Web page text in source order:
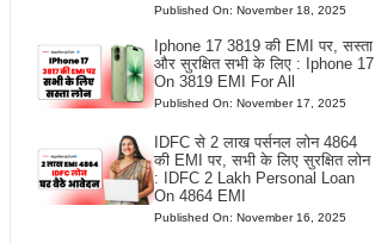
Published On: November 18, 2025
Iphone 17 3819 की EMI पर, सस्ता
और सुरक्षित सभी के लिए : Iphone 17
On 3819 EMI For All
Published On: November 17, 2025
IDFC से 2 लाख पर्सनल लोन 4864
की EMI पर, सभी के लिए सुरक्षित लोन
: IDFC 2 Lakh Personal Loan
On 4864 EMI
Published On: November 16, 2025